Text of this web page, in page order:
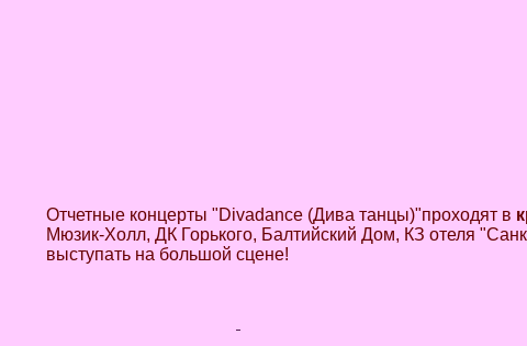
Отчетные концерты "Divadance (Дива танцы)"проходят в
Мюзик-Холл, ДК Горького, Балтийский Дом, КЗ отеля
выступать на большой сцене!